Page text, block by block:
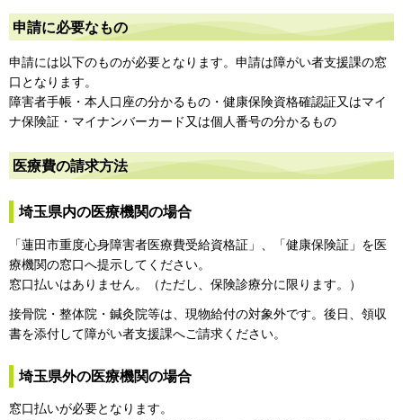
申請に必要なもの
申請には以下のものが必要となります。申請は障がい者支援課の窓
口となります。
障害者手帳・本人口座の分かるもの・健康保険資格確認証又はマイ
ナ保険証・マイナンバーカード又は個人番号の分かるもの
医療費の請求方法
埼玉県内の医療機関の場合
「蓮田市重度心身障害者医療費受給資格証」、「健康保険証」を医
療機関の窓口へ提示してください。
窓口払いはありません。（ただし、保険診療分に限ります。）
接骨院・整体院・鍼灸院等は、現物給付の対象外です。後日、領収
書を添付して障がい者支援課へご請求ください。
埼玉県外の医療機関の場合
窓口払いが必要となります。